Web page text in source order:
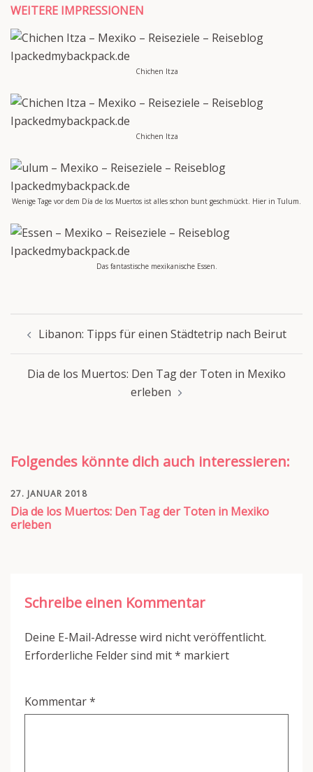
WEITERE IMPRESSIONEN
Chichen Itza
Chichen Itza
Wenige Tage vor dem Día de los Muertos ist alles schon bunt geschmückt. Hier in Tulum.
Das fantastische mexikanische Essen.
Beitragsnavigation
Libanon: Tipps für einen Städtetrip nach Beirut
Dia de los Muertos: Den Tag der Toten in Mexiko
erleben
Folgendes könnte dich auch interessieren:
27. JANUAR 2018
Dia de los Muertos: Den Tag der Toten in Mexiko
erleben
Schreibe einen Kommentar
Deine E-Mail-Adresse wird nicht veröffentlicht.
Erforderliche Felder sind mit* markiert
Kommentar*